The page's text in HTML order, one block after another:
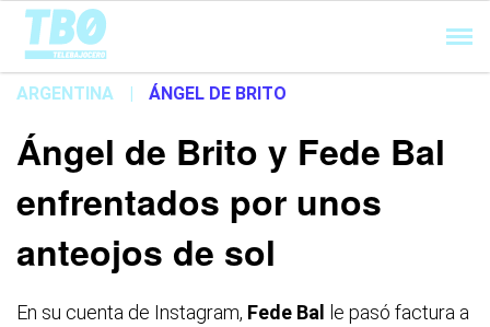
Cargando...
ARGENTINA | ÁNGEL DE BRITO
Ángel de Brito y Fede Bal
enfrentados por unos
anteojos de sol
En su cuenta de Instagram, Fede Bal
le pasó factura a